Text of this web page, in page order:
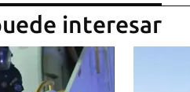
interesar